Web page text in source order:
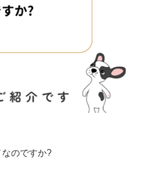
のですか?